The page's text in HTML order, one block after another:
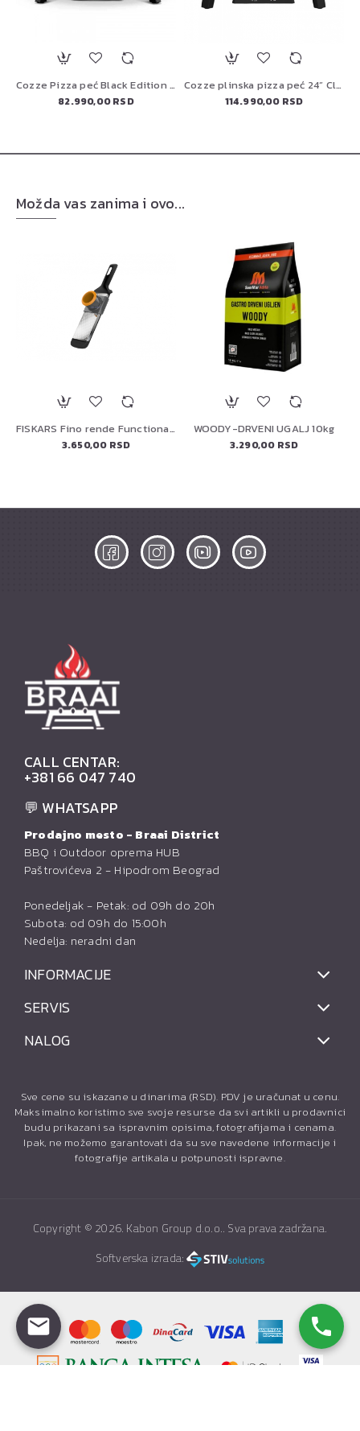
Cozze Pizza peć Black Edition 17” sa rotirajućim kamenom
82.990,00 RSD
Cozze plinska pizza peć 24” Classic Black Edition – za dve pice
114.990,00 RSD
Možda vas zanima i ovo...
FISKARS Fino rende FunctionalForm, 1014412
3.650,00 RSD
WOODY-DRVENI UGALJ 10kg
3.290,00 RSD
CALL CENTAR:
+381 66 047 740
💬 WHATSAPP
Prodajno mesto - Braai District
BBQ i Outdoor oprema HUB
Paštrovićeva 2 - Hipodrom Beograd
Ponedeljak - Petak: od 09h do 20h
Subota: od 09h do 15:00h
Nedelja: neradni dan
INFORMACIJE
SERVIS
NALOG
Sve cene su iskazane u dinarima (RSD). PDV je uračunat u cenu.
Maksimalno koristimo sve svoje resurse da svi artikli u prodavnici
budu prikazani sa ispravnim opisima, fotografijama i cenama.
Ipak, ne možemo garantovati da su sve navedene informacije i
fotografije artikala u potpunosti ispravne.
Copyright © 2026. Kabon Group d.o.o.. Sva prava zadržana.
Softverska izrada: